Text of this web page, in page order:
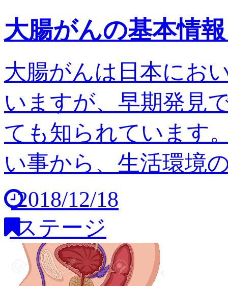
大腸がんの基本情
大腸がんは日本にお
いますが、早期発見
ても知られています
い事から、生活環境
2018/12/18
ステージ